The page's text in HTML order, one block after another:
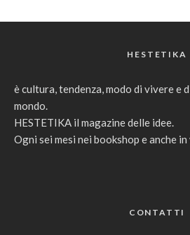
HESTETIKA
è cultura, tendenza, modo di vivere e
mondo.
HESTETIKA il magazine delle idee.
Ogni sei mesi nei bookshop e anche
CONTATTI